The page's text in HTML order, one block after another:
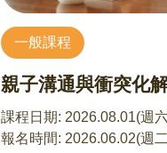
開課)
課程人數：7~10人
可請假兩堂)
額外費用說明：每次上課
由老師代購$200/支，上課
一般課程
親子溝通與衝突化
課程日期: 2026.08.01(週
報名時間: 2026.06.02(週